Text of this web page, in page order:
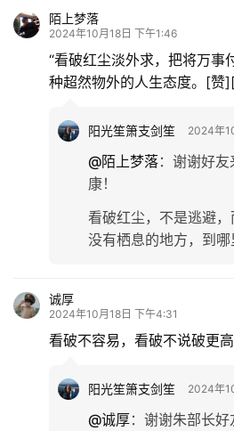
陌上梦落
2024年10月18日 下午1:46
“看破红尘淡外求，把将万事
种超然物外的人生态度。[赞
阳光笙箫支剑笙 2024年
@陌上梦落： 谢谢好友
康！
看破红尘，不是逃避
没有栖息的地方，到哪
诚厚
2024年10月18日 下午4:31
看破不容易，看破不说破更高
阳光笙箫支剑笙 2024年
@诚厚： 谢谢朱部长